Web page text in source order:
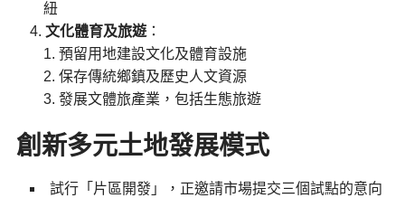
紐
文化體育及旅遊：
預留用地建設文化及體育設施
保存傳統鄉鎮及歷史人文資源
發展文體旅產業，包括生態旅遊
創新多元土地發展模式
試行「片區開發」，正邀請市場提交三個試點的意向